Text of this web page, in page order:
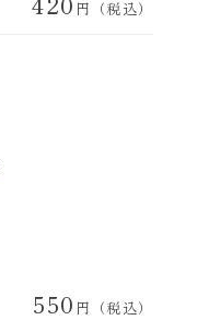
円（税込）
550 円（税込）